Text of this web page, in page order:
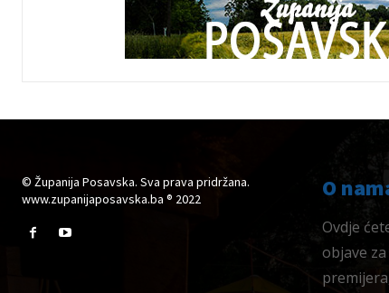
© Županija Posavska. Sva prava pridržana.
www.zupanijaposavska.ba ® 2022
O
Ovdje
objave